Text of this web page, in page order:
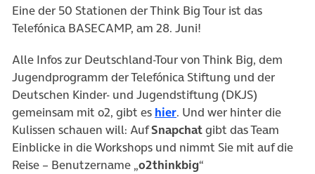
Eine der 50 Stationen der Think Big Tour ist das
Telefónica BASECAMP, am 28. Juni!
Alle Infos zur Deutschland-Tour von Think Big, dem
Jugendprogramm der Telefónica Stiftung und der
Deutschen Kinder- und Jugendstiftung (DKJS)
gemeinsam mit o2, gibt es hier. Und wer hinter die
Kulissen schauen will: AufSnapchatgibt das Team
Einblicke in die Workshops und nimmt Sie mit auf die
Reise – Benutzername „o2thinkbig“